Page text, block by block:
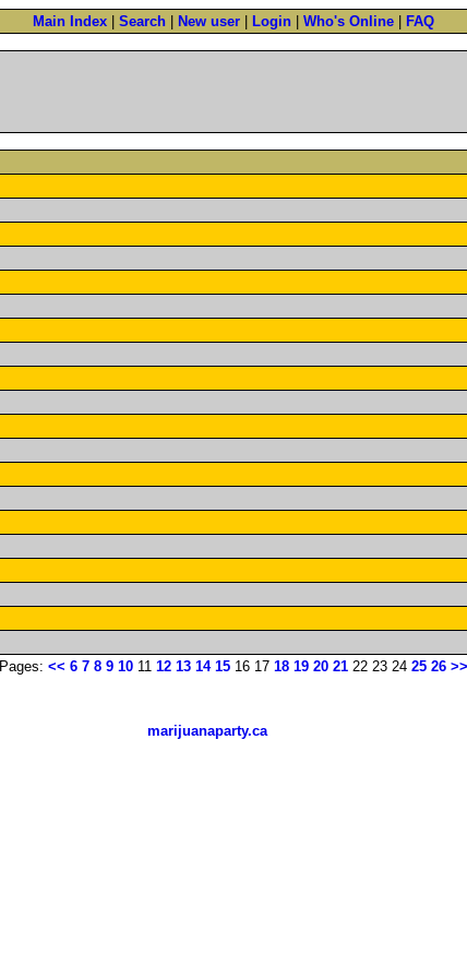
Main Index Search New user Login Who's Online FAQ
Pages: << 6 7 8 9 10 11 12 13 14 15 16 17 18 19 20 21 22 23 24 25 26 >>
marijuanaparty.ca